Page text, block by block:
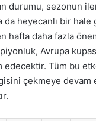
durumu, sezonun
da heyecanlı bir hale
hafta daha fazla
Avrupa
edecektir. Tüm bu
çekmeye devam